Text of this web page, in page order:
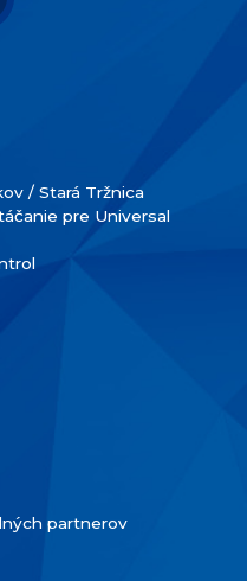
/ Stará Tržnica
pre Universal
partnerov